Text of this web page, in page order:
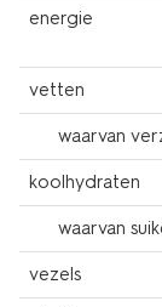
energie
vetten
waarvan
koolhydraten
waarvan
vezels